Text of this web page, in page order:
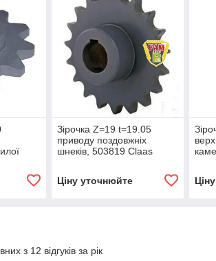
Зірочка Z=19 t=19.05
приводу поздовжніх
шнеків, 503819 Claas
Ціну уточнюйте
з 12 відгуків за рік